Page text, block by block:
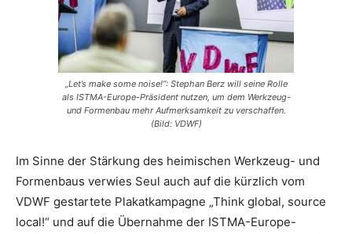
„Let’s make some noise!“: Stephan Berz will seine Rolle
als ISTMA-Europe-Präsident nutzen, um dem Werkzeug-
und Formenbau mehr Aufmerksamkeit zu verschaffen.
(Bild: VDWF)
Im Sinne der Stärkung des heimischen Werkzeug- und
Formenbaus verwies Seul auch auf die kürzlich vom
VDWF gestartete Plakatkampagne „Think global, source
local!“ und auf die Übernahme der ISTMA-Europe-